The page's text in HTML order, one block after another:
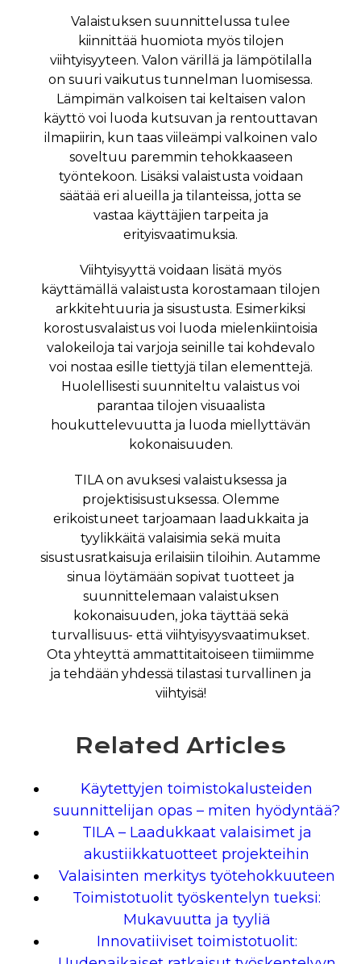
Valaistuksen suunnittelussa tulee
kiinnittää huomiota myös tilojen
viihtyisyyteen. Valon värillä ja lämpötilalla
on suuri vaikutus tunnelman luomisessa.
Lämpimän valkoisen tai keltaisen valon
käyttö voi luoda kutsuvan ja rentouttavan
ilmapiirin, kun taas viileämpi valkoinen valo
soveltuu paremmin tehokkaaseen
työntekoon. Lisäksi valaistusta voidaan
säätää eri alueilla ja tilanteissa, jotta se
vastaa käyttäjien tarpeita ja
erityisvaatimuksia.
Viihtyisyyttä voidaan lisätä myös
käyttämällä valaistusta korostamaan tilojen
arkkitehtuuria ja sisustusta. Esimerkiksi
korostusvalaistus voi luoda mielenkiintoisia
valokeiloja tai varjoja seinille tai kohdevalo
voi nostaa esille tiettyjä tilan elementtejä.
Huolellisesti suunniteltu valaistus voi
parantaa tilojen visuaalista
houkuttelevuutta ja luoda miellyttävän
kokonaisuuden.
TILA on avuksesi valaistuksessa ja
projektisisustuksessa. Olemme
erikoistuneet tarjoamaan laadukkaita ja
tyylikkäitä valaisimia sekä muita
sisustusratkaisuja erilaisiin tiloihin. Autamme
sinua löytämään sopivat tuotteet ja
suunnittelemaan valaistuksen
kokonaisuuden, joka täyttää sekä
turvallisuus- että viihtyisyysvaatimukset.
Ota yhteyttä ammattitaitoiseen tiimiimme
ja tehdään yhdessä tilastasi turvallinen ja
viihtyisä!
Related Articles
Käytettyjen toimistokalusteiden
suunnittelijan opas – miten hyödyntää?
TILA – Laadukkaat valaisimet ja
akustiikkatuotteet projekteihin
Valaisinten merkitys työtehokkuuteen
Toimistotuolit työskentelyn tueksi:
Mukavuutta ja tyyliä
Innovatiiviset toimistotuolit: